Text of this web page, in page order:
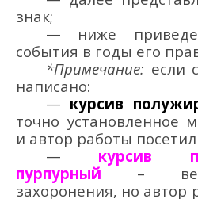
знак;
— ниже
события в годы его
*Примечание: если
написано:
— курсив
точно установленное
и автор работы
— курсив
пурпурный
–
захоронения, но автор